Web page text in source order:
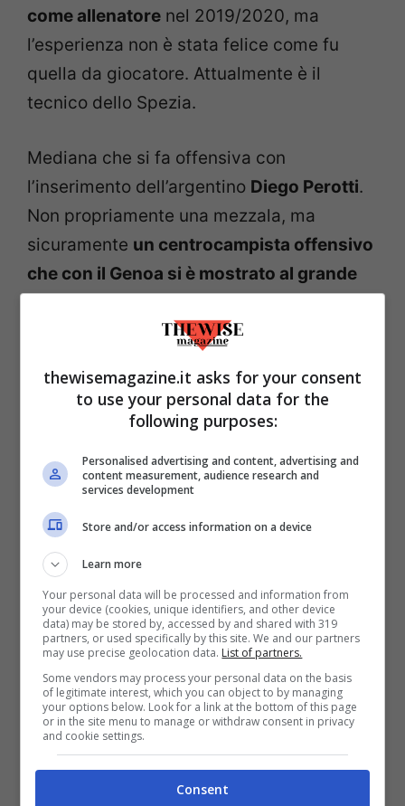
come allenatore nel 2019/2020, ma
l’esperienza non è stata felice come fu
quella da giocatore. Attualmente è il
tecnico dello Spezia.
Mediana che si fa offensiva con
l’inserimento dell’argentino Diego Perotti.
Non propriamente una mezzala, ma
sicuramente un centrocampista offensivo
che con il Genoa si è mostrato al grande
vivere le sue annate migliori. Una stagione
nella Capitale. Con Gasperini come
allenatore, l’esperienza a Genova di Perotti
completato da Iago Falque e Matri, il
posizioni di vertice per poi concludere con
un ottimo sesto posto. Perotti in rossoblù
ha giocato quarantatré partite in Serie A,
con cinque reti e sette assist. Attualmente
è svincolato dopo l’esperienza turca al
Fenerbahçe.Dopo la chiusura del
calciomercato si è parlato
insistentemente di un suo possibile
ritorno al Genoa come parametro zero, al
momento senza sviluppi
thewisemagazine.it asks for your consent
to use your personal data for the
following purposes:
Personalised advertising and content, advertising and
content measurement, audience research and
services development
Store and/or access information on a device
Learn more
Your personal data will be processed and information from
your device (cookies, unique identifiers, and other device
data) may be stored by, accessed by and shared with 319
partners, or used specifically by this site. We and our partners
may use precise geolocation data. List of partners.
Some vendors may process your personal data on the basis
of legitimate interest, which you can object to by managing
your options below. Look for a link at the bottom of this page
or in the site menu to manage or withdraw consent in privacy
and cookie settings.
Consent